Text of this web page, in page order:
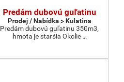
Predám dubovú guľatinu
Prodej / Nabídka > Kulatina
Predám dubovú guľatinu 350m3,
hmota je staršia Okolie …